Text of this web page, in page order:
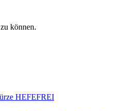
können.